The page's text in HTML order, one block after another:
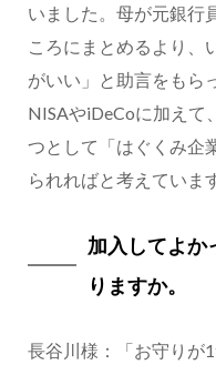
いました。母が元銀行
ころにまとめるより、
がいい」と助言をもら
NISAやiDeCoに加えて
つとして「はぐくみ企
られればと考えていま
加入してよか
りますか。
長谷川様：「お守りが